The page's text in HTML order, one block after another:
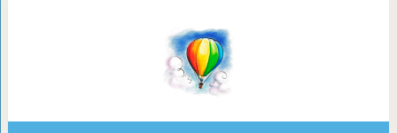
Хаски устал идти и хочет на